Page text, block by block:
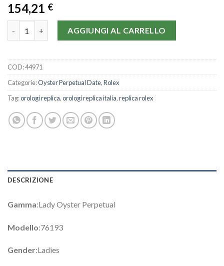
154,21 €
AGGIUNGI AL CARRELLO
COD:44971
Categorie:Oyster Perpetual Date,Rolex
Tag:orologi replica,orologi replica italia,replica rolex
DESCRIZIONE
Gamma:Lady Oyster Perpetual
Modello:76193
Gender:Ladies